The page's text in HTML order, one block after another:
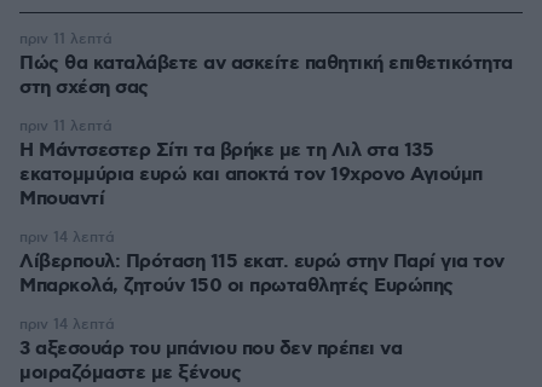
Πώς θα καταλάβετε αν ασκείτε παθητική επιθετικότητα
στη σχέση σας
πριν 11 λεπτά
Η Μάντσεστερ Σίτι τα βρήκε με τη Λιλ στα 135
εκατομμύρια ευρώ και αποκτά τον 19χρονο Αγιούμπ
Μπουαντί
πριν 11 λεπτά
Λίβερπουλ: Πρόταση 115 εκατ. ευρώ στην Παρί για τον
Μπαρκολά, ζητούν 150 οι πρωταθλητές Ευρώπης
πριν 14 λεπτά
3 αξεσουάρ του μπάνιου που δεν πρέπει να
μοιραζόμαστε με ξένους
πριν 14 λεπτά